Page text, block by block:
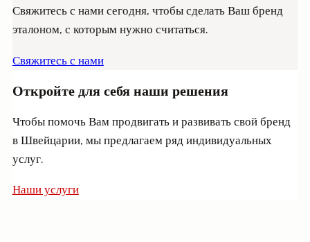
Свяжитесь с нами сегодня, чтобы сделать Ваш бренд
эталоном, с которым нужно считаться.
Свяжитесь с нами
Откройте для себя наши решения
Чтобы помочь Вам продвигать и развивать свой бренд
в Швейцарии, мы предлагаем ряд индивидуальных
услуг.
Наши услуги